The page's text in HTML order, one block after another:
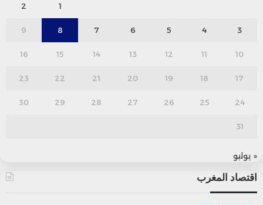
1
2
3
4
5
6
7
8
9
10
11
12
13
14
15
16
17
18
19
20
21
22
23
24
25
26
27
28
29
30
31
« يوليو
اقتصاد المغرب